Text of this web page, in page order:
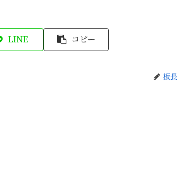
LINE コピー
板長